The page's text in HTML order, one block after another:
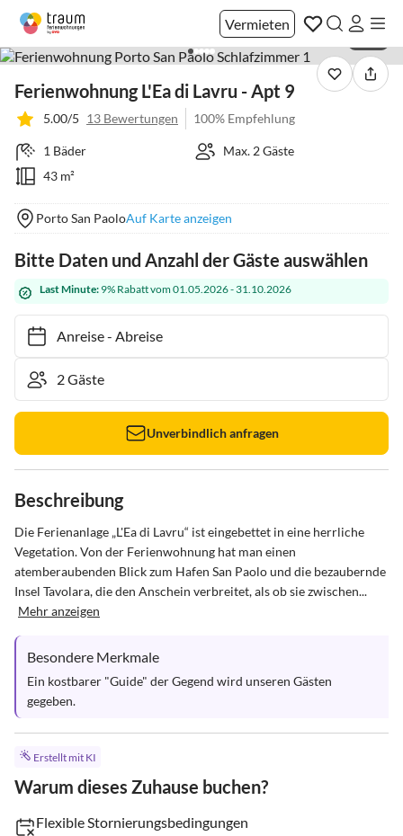
Vermieten
Ferienwohnung L'Ea di Lavru - Apt 9
5.00/5 13 Bewertungen 100% Empfehlung
1 Bäder
Max. 2 Gäste
43 m²
Porto San PaoloAuf Karte anzeigen
Bitte Daten und Anzahl der Gäste auswählen
Last Minute: 9% Rabatt vom 01.05.2026 - 31.10.2026
Anreise- Abreise
Unverbindlich anfragen
Beschreibung
Die Ferienanlage „L'Ea di Lavru“ ist eingebettet in eine herrliche
Vegetation. Von der Ferienwohnung hat man einen
atemberaubenden Blick zum Hafen San Paolo und die bezaubernde
Insel Tavolara, die den Anschein verbreitet, als ob sie zwischen...
Mehr anzeigen
Besondere Merkmale
Ein kostbarer "Guide" der Gegend wird unseren Gästen
gegeben.
Erstellt mit KI
Warum dieses Zuhause buchen?
Flexible Stornierungsbedingungen